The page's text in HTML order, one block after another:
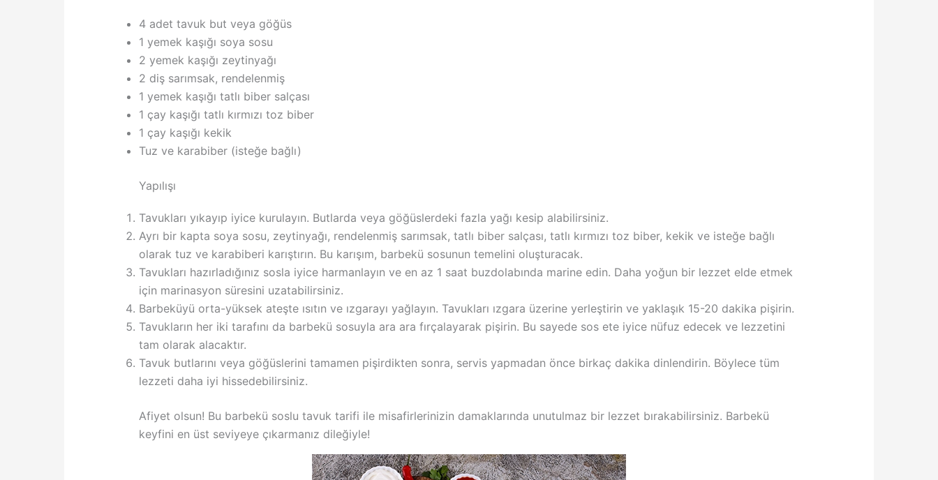
4 adet tavuk but veya göğüs
1 yemek kaşığı soya sosu
2 yemek kaşığı zeytinyağı
2 diş sarımsak, rendelenmiş
1 yemek kaşığı tatlı biber salçası
1 çay kaşığı tatlı kırmızı toz biber
1 çay kaşığı kekik
Tuz ve karabiber (isteğe bağlı)
Yapılışı
Tavukları yıkayıp iyice kurulayın. Butlarda veya göğüslerdeki fazla yağı kesip alabilirsiniz.
Ayrı bir kapta soya sosu, zeytinyağı, rendelenmiş sarımsak, tatlı biber salçası, tatlı kırmızı toz biber, kekik ve isteğe bağlı
olarak tuz ve karabiberi karıştırın. Bu karışım, barbekü sosunun temelini oluşturacak.
Tavukları hazırladığınız sosla iyice harmanlayın ve en az 1 saat buzdolabında marine edin. Daha yoğun bir lezzet elde etmek
için marinasyon süresini uzatabilirsiniz.
Barbeküyü orta-yüksek ateşte ısıtın ve ızgarayı yağlayın. Tavukları ızgara üzerine yerleştirin ve yaklaşık 15-20 dakika pişirin.
Tavukların her iki tarafını da barbekü sosuyla ara ara fırçalayarak pişirin. Bu sayede sos ete iyice nüfuz edecek ve lezzetini
tam olarak alacaktır.
Tavuk butlarını veya göğüslerini tamamen pişirdikten sonra, servis yapmadan önce birkaç dakika dinlendirin. Böylece tüm
lezzeti daha iyi hissedebilirsiniz.
Afiyet olsun! Bu barbekü soslu tavuk tarifi ile misafirlerinizin damaklarında unutulmaz bir lezzet bırakabilirsiniz. Barbekü
keyfini en üst seviyeye çıkarmanız dileğiyle!